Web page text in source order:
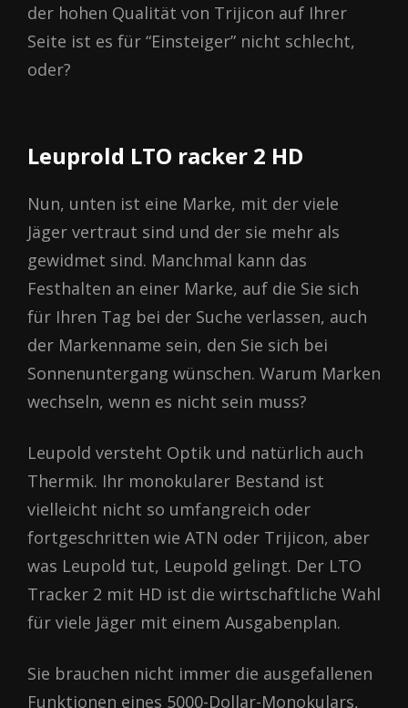
der hohen Qualität von Trijicon auf Ihrer
Seite ist es für “Einsteiger” nicht schlecht,
oder?
Leuprold LТО racker 2 НD
Nun, unten ist eine Marke, mit der viele
Jäger vertraut sind und der sie mehr als
gewidmet sind. Manchmal kann das
Festhalten an einer Marke, auf die Sie sich
für Ihren Tag bei der Suche verlassen, auch
der Markenname sein, den Sie sich bei
Sonnenuntergang wünschen. Warum Marken
wechseln, wenn es nicht sein muss?
Leupold versteht Optik und natürlich auch
Thermik. Ihr monokularer Bestand ist
vielleicht nicht so umfangreich oder
fortgeschritten wie ATN oder Trijicon, aber
was Leupold tut, Leupold gelingt. Der LTO
Tracker 2 mit HD ist die wirtschaftliche Wahl
für viele Jäger mit einem Ausgabenplan.
Sie brauchen nicht immer die ausgefallenen
Funktionen eines 5000-Dollar-Monokulars,